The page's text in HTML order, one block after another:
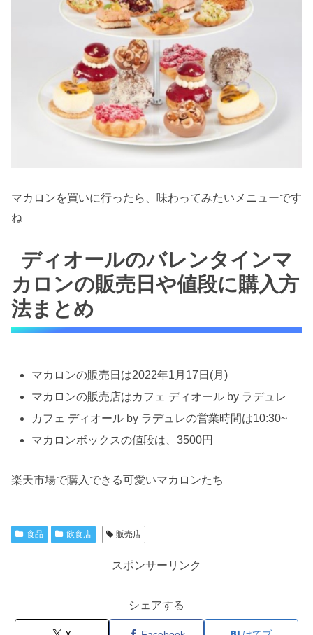
マカロンを買いに行ったら、味わってみたいメニューです
ね
ディオールのバレンタインマ
カロンの販売日や値段に購入方
法まとめ
マカロンの販売日は2022年1月17日(月)
マカロンの販売店はカフェ ディオール by ラデュレ
カフェ ディオール by ラデュレの営業時間は10:30~
マカロンボックスの値段は、3500円
楽天市場で購入できる可愛いマカロンたち
食品 飲食店 販売店
スポンサーリンク
シェアする